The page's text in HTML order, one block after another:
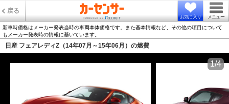
戻る
お気に入り メニュー
新車時価格はメーカー発表当時の車両本体価格です。また基本情報など、その他の項目について
もメーカー発表時の情報に基いています。
日産 フェアレディZ（14年07月～15年06月）の燃費
1/4